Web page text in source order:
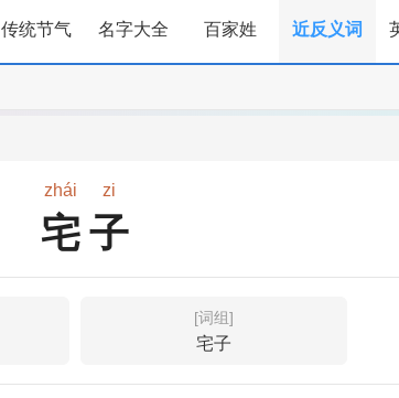
传统节气 名字大全 百家姓 近反义词
zhái zi
宅子
[词组]
宅子